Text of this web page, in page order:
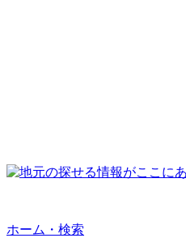
ホーム・検索